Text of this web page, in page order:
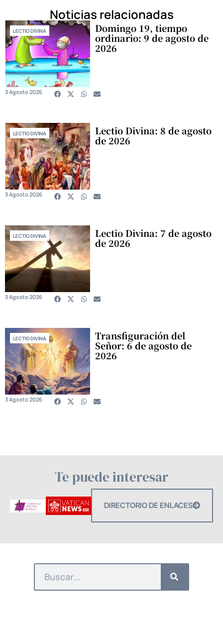
Noticias relacionadas
LECTIO DIVINA Domingo 19, tiempo
ordinario: 9 de agosto de
2026
3 Agosto 2026
LECTIO DIVINA Lectio Divina: 8 de agosto
de 2026
3 Agosto 2026
LECTIO DIVINA Lectio Divina: 7 de agosto
de 2026
3 Agosto 2026
LECTIO DIVINA Transfiguración del
Señor: 6 de agosto de
2026
3 Agosto 2026
Te puede interesar
DIRECTORIO DE ENLACES